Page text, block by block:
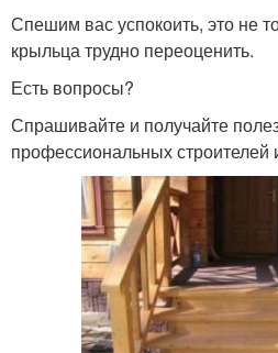
Спешим вас успокоить, это не
крыльца трудно переоценить.
Есть вопросы?
Спрашивайте и получайте
профессиональных строителей